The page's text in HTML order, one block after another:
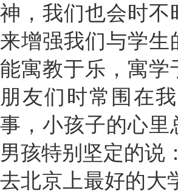
神，我们也会时
来增强我们与学
能寓教于乐，寓
朋友们时常围在
事，小孩子的心
男孩特别坚定的说
去北京上最好的大